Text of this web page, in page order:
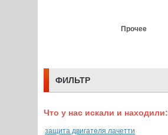
Прочее
ФИЛЬТР
Что у нас искали и находили:
защита двигателя лачетти